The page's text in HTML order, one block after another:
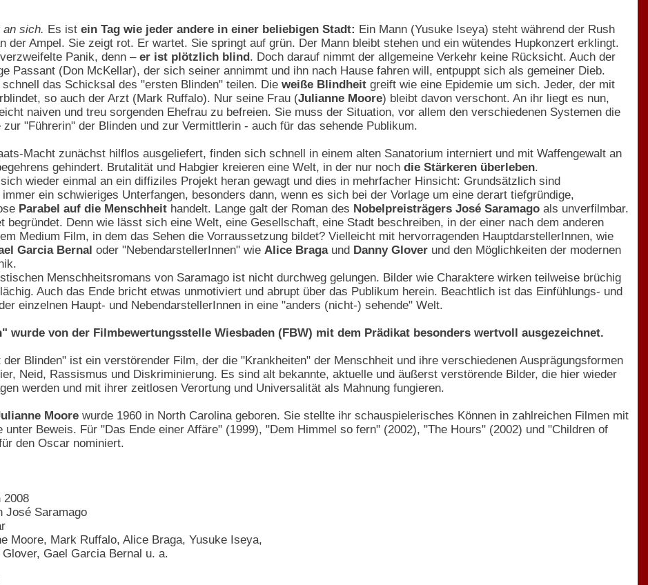
sich. Es ist ein Tag wie jeder andere in einer beliebigen Stadt: Ein Mann (Yusuke Iseya) steht während der Rush
der Ampel. Sie zeigt rot. Er wartet. Sie springt auf grün. Der Mann bleibt stehen und ein wütendes Hupkonzert erklingt.
Panik, denn – er ist plötzlich blind. Doch darauf nimmt der allgemeine Verkehr keine Rücksicht. Auch der
Passant (Don McKellar), der sich seiner annimmt und ihn nach Hause fahren will, entpuppt sich als gemeiner Dieb.
das Schicksal des "ersten Blinden" teilen. Die weiße Blindheit greift wie eine Epidemie um sich. Jeder, der mit
so auch der Arzt (Mark Ruffalo). Nur seine Frau (Julianne Moore) bleibt davon verschont. An ihr liegt es nun,
naiven und treu sorgenden Ehefrau zu befreien. Sie muss der Situation, vor allem den verschiedenen Systemen die
"Führerin" der Blinden und zur Vermittlerin - auch für das sehende Publikum.
Macht zunächst hilflos ausgeliefert, finden sich schnell in einem alten Sanatorium interniert und mit Waffengewalt an
gehindert. Brutalität und Habgier kreieren eine Welt, in der nur noch die Stärkeren überleben.
wieder einmal an ein diffiziles Projekt heran gewagt und dies in mehrfacher Hinsicht: Grundsätzlich sind
immer ein schwieriges Unterfangen, besonders dann, wenn es sich bei der Vorlage um eine derart tiefgründige,
Parabel auf die Menschheit handelt. Lange galt der Roman des Nobelpreisträgers José Saramago als unverfilmbar.
begründet. Denn wie lässt sich eine Welt, eine Gesellschaft, eine Stadt beschreiben, in der einer nach dem anderen
Medium Film, in dem das Sehen die Vorraussetzung bildet? Vielleicht mit hervorragenden HauptdarstellerInnen, wie
Garcia Bernal oder "NebendarstellerInnen" wie Alice Bragaund Danny Glover und den Möglichkeiten der modernen
Menschheitsromans von Saramago ist nicht durchweg gelungen. Bilder wie Charaktere wirken teilweise brüchig
Auch das Ende bricht etwas unmotiviert und abrupt über das Publikum herein. Beachtlich ist das Einfühlungs- und
einzelnen Haupt- und NebendarstellerInnen in eine "anders (nicht-) sehende" Welt.
wurde von der Filmbewertungsstelle Wiesbaden (FBW) mit dem Prädikat besonders wertvoll ausgezeichnet.
der Blinden" ist ein verstörender Film, der die "Krankheiten" der Menschheit und ihre verschiedenen Ausprägungsformen
Neid, Rassismus und Diskriminierung. Es sind alt bekannte, aktuelle und äußerst verstörende Bilder, die hier wieder
werden und mit ihrer zeitlosen Verortung und Universalität als Mahnung fungieren.
Moore wurde 1960 in North Carolina geboren. Sie stellte ihr schauspielerisches Können in zahlreichen Filmen mit
unter Beweis. Für "Das Ende einer Affäre" (1999), "Dem Himmel so fern" (2002), "The Hours" (2002) und "Children of
den Oscar nominiert.
2008
José Saramago
Moore, Mark Ruffalo, Alice Braga, Yusuke Iseya,
Gael Garcia Bernal u. a.